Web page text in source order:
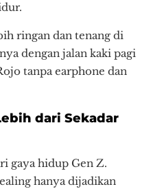
ringan dan tenang di
dengan jalan kaki pagi
tanpa earphone dan
dari Sekadar
gaya hidup Gen Z.
hanya dijadikan